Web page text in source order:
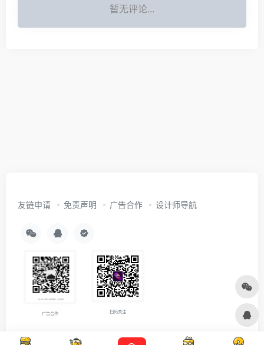
暂无评论...
友链申请 免责声明 广告合作 设计师导航
广告合作 扫码关注
Copyright © 2026沪ICP备2021007899号-5 Designed by 设计资源